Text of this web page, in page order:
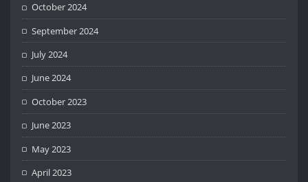
October 2024
September 2024
July 2024
June 2024
October 2023
June 2023
May 2023
April 2023